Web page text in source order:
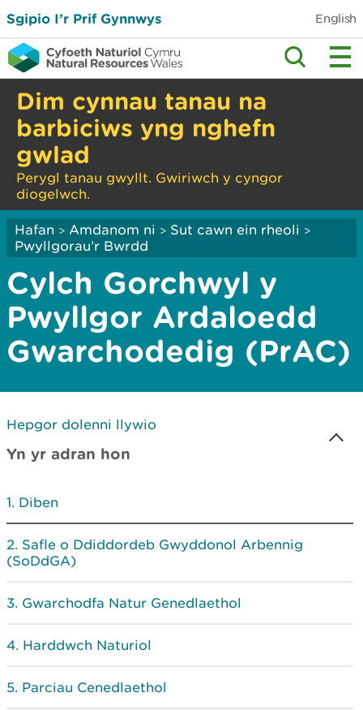
Sgipio I’r Prif Gynnwys English
Dim cynnau tanau na
barbiciws yng nghefn
gwlad
Perygl tanau gwyllt. Gwiriwch y cyngor
diogelwch.
Hafan > Amdanom ni > Sut cawn ein rheoli >
Pwyllgorau’r Bwrdd
Cylch Gorchwyl y
Pwyllgor Ardaloedd
Gwarchodedig (PrAC)
Hepgor dolenni llywio
Yn yr adran hon
Diben
Safle o Ddiddordeb Gwyddonol Arbennig
(SoDdGA)
Gwarchodfa Natur Genedlaethol
Harddwch Naturiol
Parciau Cenedlaethol